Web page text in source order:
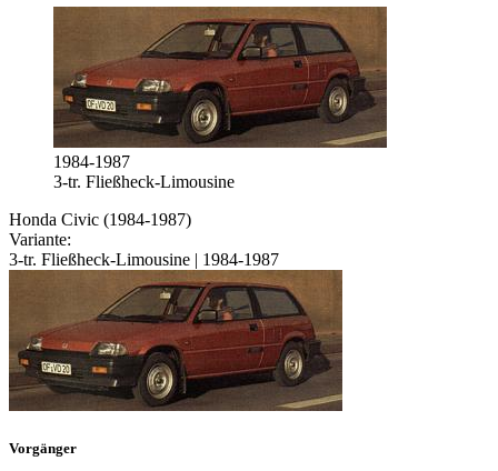
1984-1987
3-tr. Fließheck-Limousine
Honda Civic (1984-1987)
Variante:
3-tr. Fließheck-Limousine | 1984-1987
Vorgänger